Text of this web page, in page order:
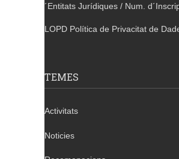
´Entitats Jurídiques / Num.
LOPD Política de Privacitat de
TEMES
Activitats
Noticies